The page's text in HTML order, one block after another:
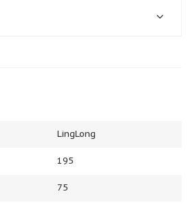
LingLong
195
75